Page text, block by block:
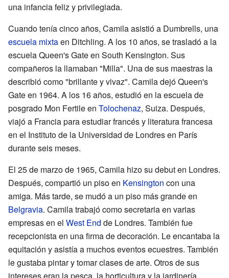
una infancia feliz y privilegiada.
Cuando tenía cinco años, Camila asistió a Dumbrells, una
escuela mixtaen Ditchling. A los 10 años, se trasladó a la
escuela Queen's Gate en South Kensington. Sus
compañeros la llamaban "Milla". Una de sus maestras la
describió como "brillante y vivaz". Camila dejó Queen's
Gate en 1964. A los 16 años, estudió en la escuela de
posgrado Mon Fertile en Tolochenaz, Suiza. Después,
viajó a Francia para estudiar francés y literatura francesa
en el Instituto de la Universidad de Londres en París
durante seis meses.
El 25 de marzo de 1965, Camila hizo su debut en Londres.
Después, compartió un piso en Kensington con una
amiga. Más tarde, se mudó a un piso más grande en
Belgravia. Camila trabajó como secretaria en varias
empresas en el West End de Londres. También fue
recepcionista en una firma de decoración. Le encantaba la
equitación y asistía a muchos eventos ecuestres. También
le gustaba pintar y tomar clases de arte. Otros de sus
intereses eran la pesca, la horticultura y la jardinería.